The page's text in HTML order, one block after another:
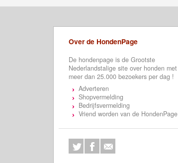
Over de HondenPage
De hondenpage is de Grootste
Nederlandstalige site over honden met
meer dan 25.000 bezoekers per dag !
Adverteren
Shopvermelding
Bedrijfsvermelding
Vriend worden van de HondenPage